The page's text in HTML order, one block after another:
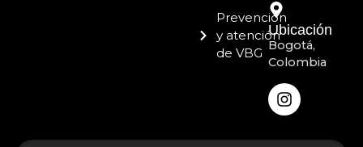
Prevención
y atención
de VBG
Ubicación
Bogotá,
Colombia